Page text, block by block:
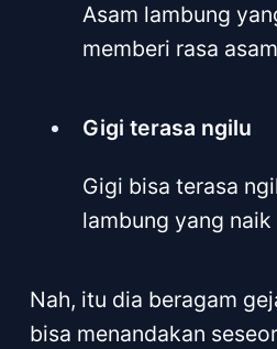
Asam lambung
memberi rasa
Gigi terasa ngilu
Gigi bisa terasa
lambung yang
Nah, itu dia beragam
bisa menandakan